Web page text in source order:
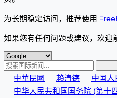
为长期稳定访问，推荐使用
如果您有任何问题或建议，欢迎
中華民國 賴清德 中国人
中华人民共和国国务院 (第十